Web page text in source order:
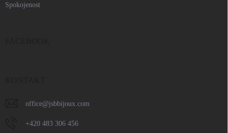
Spokojenost
office@jsbbijoux.com
+420 483 306 456